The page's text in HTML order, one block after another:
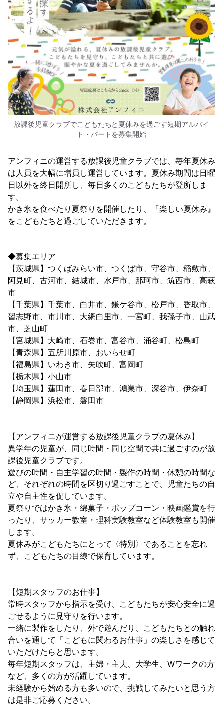
放課後児童クラブでこどもたちと夏休みを過ごす短期アルバイ
ト・パートを募集開始
アンフィニの運営する放課後児童クラブでは、毎年夏休み
は人員を大幅に増員し運営しています。夏休み期間は日曜
日以外を終日開所し、毎日多くのこどもたちが登所しま
す。
かき氷を食べたり夏祭りを開催したり、『楽しい夏休み』
をこどもたちと過ごしていただきます。
◆募集エリア
【茨城県】つくばみらい市、つくば市、守谷市、稲敷市、
阿見町、古河市、結城市、水戸市、那珂市、筑西市、高萩
市
【千葉県】千葉市、白井市、鎌ケ谷市、松戸市、香取市、
習志野市、市川市、大網白里市、一宮町、我孫子市、山武
市、芝山町
【宮城県】大崎市、石巻市、富谷市、涌谷町、松島町
【青森県】五所川原市、おいらせ町
【福島県】いわき市、矢吹町、富岡町
【栃木県】小山市
【埼玉県】蓮田市、春日部市、鴻巣市、深谷市、伊奈町
【静岡県】浜松市、磐田市
【アンフィニが運営する放課後児童クラブの夏休み】
異学年の児童が、同じ時間・同じ空間で共に過ごすのが放
課後児童クラブです。
遊びの時間・自主学習の時間・製作の時間・休憩の時間な
ど、それぞれの時間を区切り過ごすことで、児童たちの自
立や自主性を促しています。
夏祭りではかき氷・綿菓子・ポップコーン・映画鑑賞を行
ったり、サッカー教室・理科実験教室など体験教室も開催
します。
夏休みがこどもたちにとって〈特別〉であることを忘れ
ず、こどもたちの目線で保育しています。
【短期スタッフのお仕事】
常時スタッフから指示を受け、こどもたちが安心安全に過
ごせるように見守りを行います。
一緒に製作をしたり、外で遊んだり、こどもたちとの触れ
合いを通して「こどもに関わるお仕事」の楽しさを感じて
いただけたらと思います。
毎年短期スタッフは、主婦・主夫、大学生、Wワークの方
など、多くの方が活躍しています。
未経験から始める方も多いので、挑戦してみたいと思う方
は是非ご応募ください。